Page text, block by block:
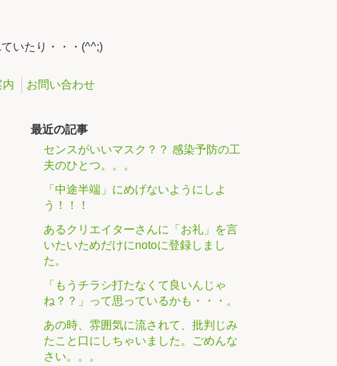
いたり・・・(^^;)
内 お問い合わせ
最近の記事
センスがいいマスク？？ 感染予防の工
夫のひとつ。。。
「中途半端」にめげないようにしよ
う！！！
あるクリエイターさんに「お礼」を言
いたいためだけにnotoに登録しまし
た。
「もうチラシ打たなくて良いんじゃ
ね？？」って思っているかも・・・。
あの時、雰囲気に流されて、批判じみ
たこと口にしちゃいました。ごめんな
さい。。。